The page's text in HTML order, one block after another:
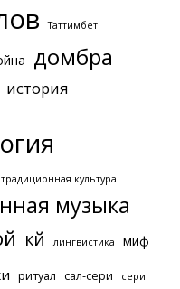
Таттимбет
домбра
история
традиционная культура
музыка
күй лингвистика миф
ритуал сал-сери сери